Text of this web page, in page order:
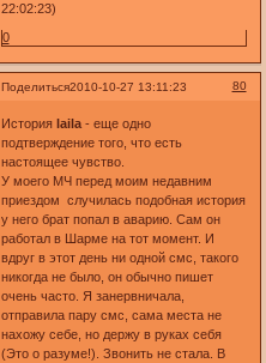
22:02:23)
0
Поделиться 80
2010-10-27 13:11:23
История laila- еще одно
подтверждение того, что есть
настоящее чувство.
У моего МЧ перед моим недавним
приездом случилась подобная история
у него брат попал в аварию. Сам он
работал в Шарме на тот момент. И
вдруг в этот день ни одной смс, такого
никогда не было, он обычно пишет
очень часто. Я занервничала,
отправила пару смс, сама места не
нахожу себе, но держу в руках себя
(Это о разуме!). Звонить не стала. В